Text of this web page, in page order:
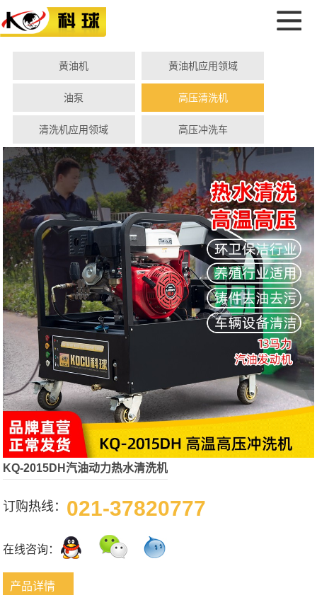
黄油机 黄油机应用领域
油泵 高压清洗机
清洗机应用领域 高压冲洗车
KQ-2015DH汽油动力热水清洗机
订购热线： 021-37820777
在线咨询：
产品详情